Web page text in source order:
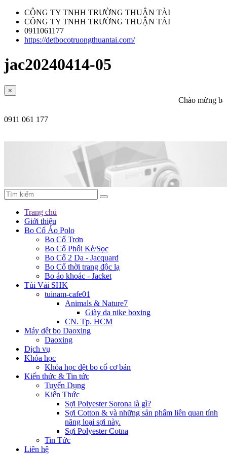
CÔNG TY TNHH TRƯỜNG THUẬN TÀI
CÔNG TY TNHH TRƯỜNG THUẬN TÀI
0911061177
https://detbocotruongthuantai.com/
jac20240414-05
×
Chào mừng bạn
0911 061 177
Trang chủ
Giới thiệu
Bo Cổ Áo Polo
Bo Cổ Trơn
Bo Cổ Phối Kẻ/Sọc
Bo Cổ 2 Da - Jacquard
Bo Cổ thời trang độc lạ
Bo áo khoác - Jacket
Túi Vải SHK
tuinam-cafe01
Animals & Nature7
Giày da nike boxing
CN. Tp. HCM
Máy dệt bo Daoxing
Daoxing
Dịch vụ
Khóa học
Khóa học dệt bo cổ cơ bản
Kiến thức & Tin tức
Tuyển Dụng
Kiến Thức
Sợi Polyester Sorona là gì?
Sợi Cotton & và những sản phẩm liên quan tính
năng loại sợi này.
Sợi Polyester Cotna
Tin Tức
Liên hệ